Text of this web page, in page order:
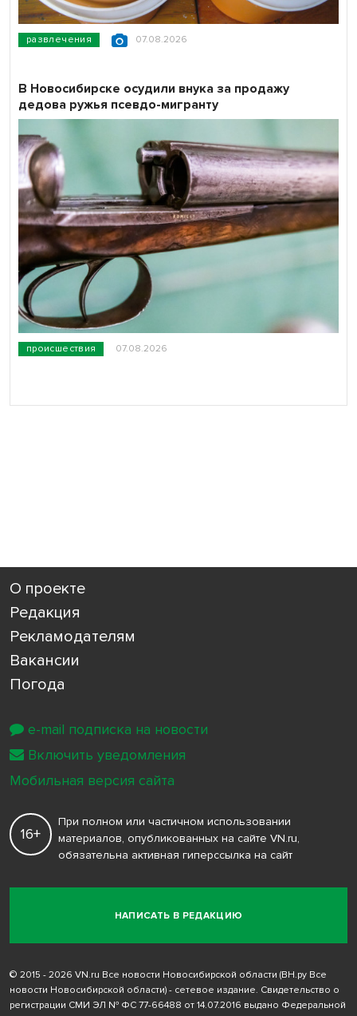
развлечения 07.08.2026
происшествия 07.08.2026
В Новосибирске осудили внука за продажу
дедова ружья псевдо-мигранту
О проекте
Редакция
Рекламодателям
Вакансии
Погода
НАПИСАТЬ В РЕДАКЦИЮ
16+
При полном или частичном использовании
материалов, опубликованных на сайте VN.ru,
обязательна активная гиперссылка на сайт
© 2015 - 2026 VN.ru Все новости Новосибирской области (ВН.ру Все
новости Новосибирской области) - сетевое издание. Свидетельство о
регистрации СМИ ЭЛ № ФС 77-66488 от 14.07.2016 выдано Федеральной
e-mail подписка на новости
Включить уведомления
Мобильная версия сайта